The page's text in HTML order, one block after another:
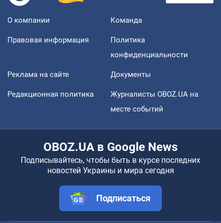
О компании Команда
Правовая информация
Политика
конфиденциальности
Реклама на сайте Документы
Редакционная политика
Журналисты OBOZ.UA на
месте событий
OBOZ.UA в Google News
Подписывайтесь, чтобы быть в курсе последних
новостей Украины и мира сегодня
Подписаться